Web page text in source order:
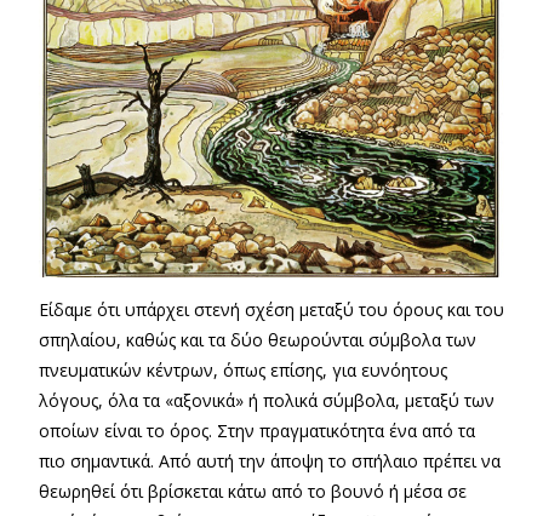
Είδαμε ότι υπάρχει στενή σχέση μεταξύ του όρους και του
σπηλαίου, καθώς και τα δύο θεωρούνται σύμβολα των
πνευματικών κέντρων, όπως επίσης, για ευνόητους
λόγους, όλα τα «αξονικά» ή πολικά σύμβολα, μεταξύ των
οποίων είναι το όρος. Στην πραγματικότητα ένα από τα
πιο σημαντικά. Από αυτή την άποψη το σπήλαιο πρέπει να
θεωρηθεί ότι βρίσκεται κάτω από το βουνό ή μέσα σε